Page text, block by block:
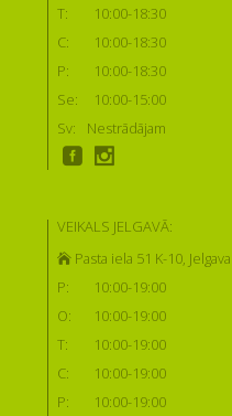
T:
10:00-18:30
C:
10:00-18:30
P:
10:00-18:30
Se:
10:00-15:00
Sv:
Nestrādājam
VEIKALS JELGAVĀ:
Pasta iela 51 K-10, Jelgava
P:
10:00-19:00
O:
10:00-19:00
T:
10:00-19:00
C:
10:00-19:00
P:
10:00-19:00